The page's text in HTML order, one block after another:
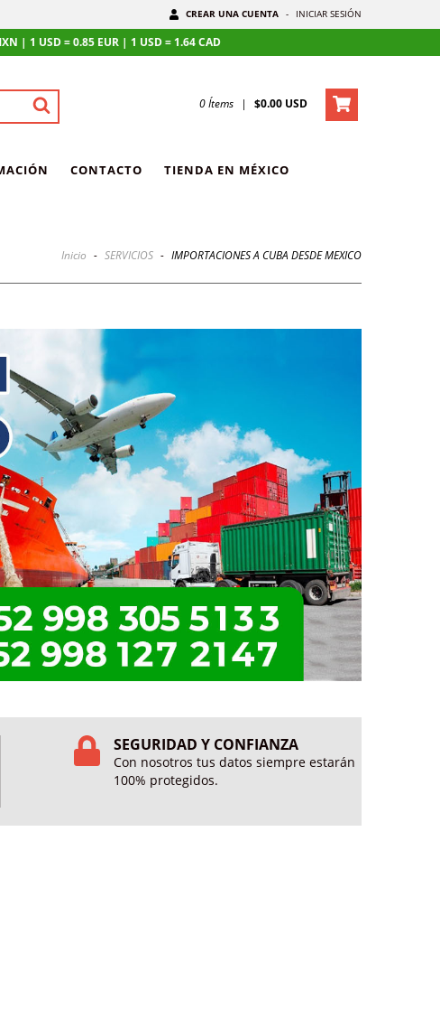
CREAR UNA CUENTA - INICIAR SESIÓN
1 USD = 0.85 EUR | 1 USD = 1.64 CAD
0Ítems | $0.00 USD
CONTACTO TIENDA EN MÉXICO
Inicio - SERVICIOS - IMPORTACIONES A CUBA DESDE MEXICO
SEGURIDAD Y CONFIANZA
Con nosotros tus datos siempre estarán
100% protegidos.